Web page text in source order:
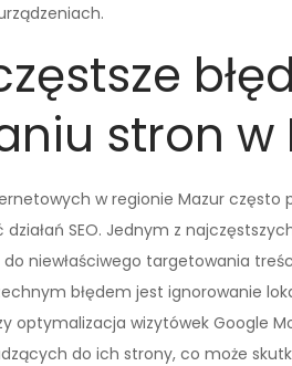
stron w
w regionie Mazur często
SEO. Jednym z
niewłaściwego targetowania
błędem jest ignorowanie
optymalizacja wizytówek Google
do ich strony, co może